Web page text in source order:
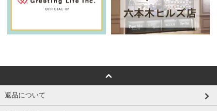
返品について